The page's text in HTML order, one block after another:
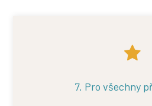
7. Pro všechny